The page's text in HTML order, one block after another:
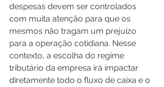
despesas devem ser controlados
com muita atenção para que os
mesmos não tragam um prejuízo
para a operação cotidiana. Nesse
contexto, a escolha do regime
tributário da empresa irá impactar
diretamente todo o fluxo de caixa e o